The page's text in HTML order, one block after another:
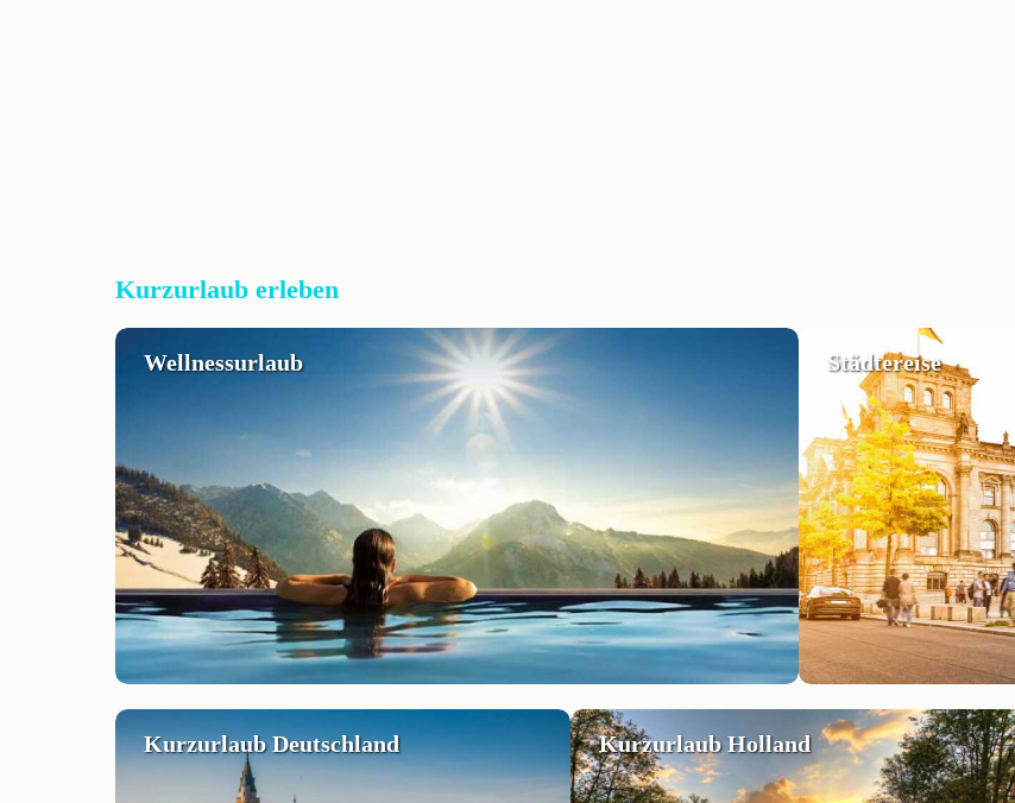
Kurzurlaub erleben
Wellnessurlaub Städtereise
Kurzurlaub Deutschland Kurzurlaub Holland